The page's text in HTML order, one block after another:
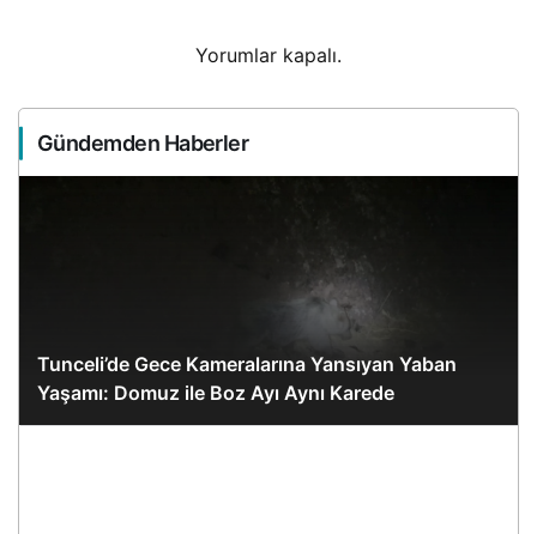
Yorumlar kapalı.
Gündemden Haberler
Tunceli’de Gece Kameralarına Yansıyan Yaban
Yaşamı: Domuz ile Boz Ayı Aynı Karede